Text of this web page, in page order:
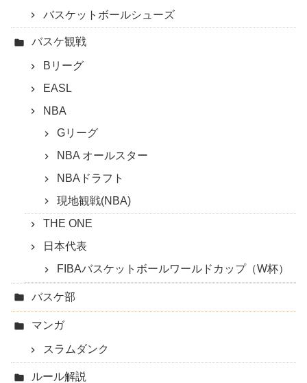
バスケットボールシューズ
バスケ観戦
Bリーグ
EASL
NBA
Gリーグ
NBA オールスター
NBAドラフト
現地観戦(NBA)
THE ONE
日本代表
FIBAバスケットボールワールドカップ（W杯）
バスケ部
マンガ
スラムダンク
ルール解説